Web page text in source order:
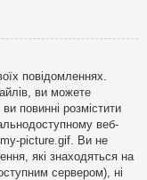
повідомленнях.
ви можете
повинні розмістити
веб-
picture.gif. Ви не
які знаходяться на
сервером), ні